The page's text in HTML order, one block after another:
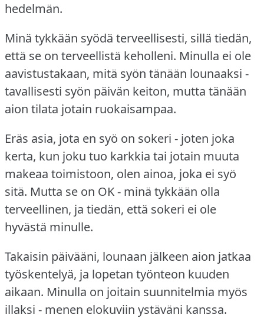
hedelmän.
Minä tykkään syödä terveellisesti, sillä tiedän,
että se on terveellistä keholleni. Minulla ei ole
aavistustakaan, mitä syön tänään lounaaksi -
tavallisesti syön päivän keiton, mutta tänään
aion tilata jotain ruokaisampaa.
Eräs asia, jota en syö on sokeri - joten joka
kerta, kun joku tuo karkkia tai jotain muuta
makeaa toimistoon, olen ainoa, joka ei syö
sitä. Mutta se on OK - minä tykkään olla
terveellinen, ja tiedän, että sokeri ei ole
hyvästä minulle.
Takaisin päivääni, lounaan jälkeen aion jatkaa
työskentelyä, ja lopetan työnteon kuuden
aikaan. Minulla on joitain suunnitelmia myös
illaksi - menen elokuviin ystäväni kanssa.